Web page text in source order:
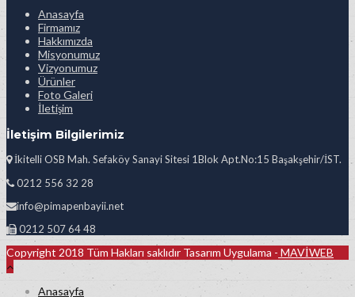
Anasayfa
Firmamız
Hakkımızda
Misyonumuz
Vizyonumuz
Ürünler
Foto Galeri
İletişim
İletişim Bilgilerimiz
İkitelli OSB Mah. Sefaköy Sanayi Sitesi 1Blok Apt.No:15 Başakşehir/İST.
0212 556 32 28
info@pimapenbayii.net
0212 507 64 48
Copyright 2018 Tüm Hakları saklıdır Tasarım Uygulama - MAVİWEB
Anasayfa